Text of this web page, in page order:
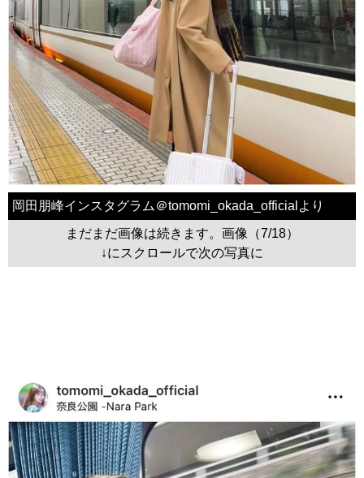
岡田朋峰インスタグラム＠tomomi_okada_officialより
まだまだ画像は続きます。画像（7/18）
↓にスクロールで次の写真に